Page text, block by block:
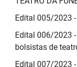
Edital 005/2023
Edital 006/2023
bolsistas de
Edital 007/2023